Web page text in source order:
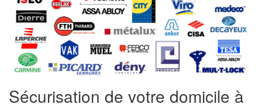
Sécurisation de votre domicile à